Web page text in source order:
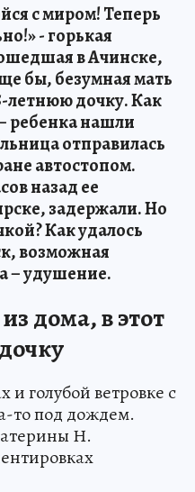
с миром! Теперь
- горькая
в Ачинске,
бы, безумная мать
летнюю дочку. Как
ребенка нашли
отправилась
автостопом.
назад ее
задержали. Но
Как удалось
возможная
– удушение.
дома, в этот
голубой ветровке с
то под дождем.
Н.